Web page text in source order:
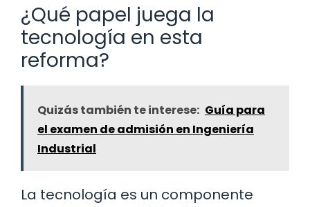
¿Qué papel juega la
tecnología en esta
reforma?
Quizás también te interese: Guía para
el examen de admisión en Ingeniería
Industrial
La tecnología es un componente